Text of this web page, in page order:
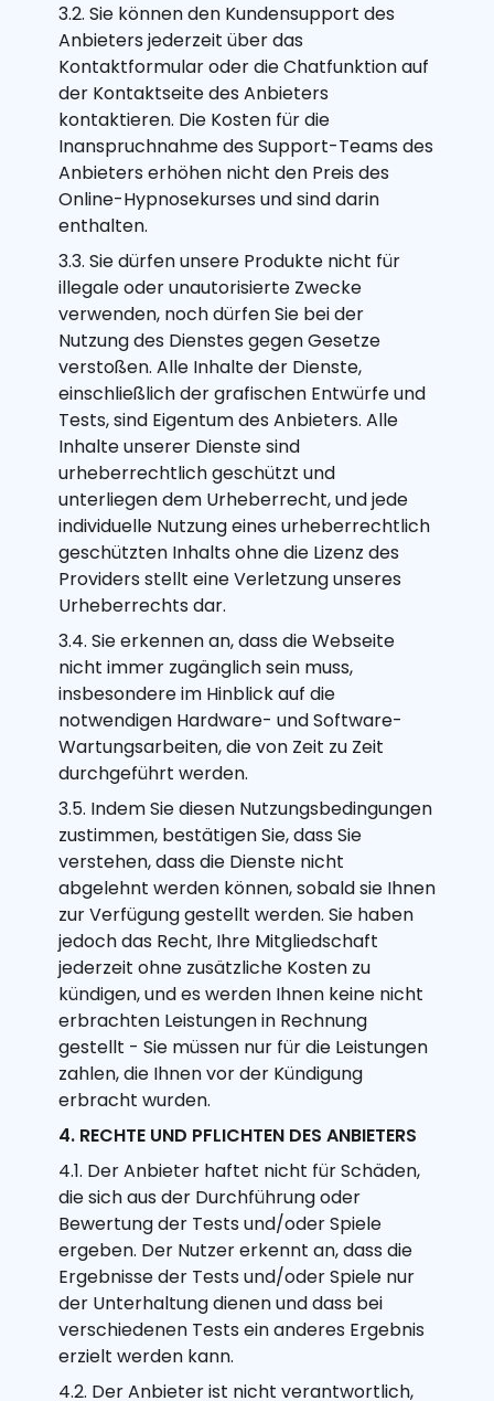
3.2. Sie können den Kundensupport des
Anbieters jederzeit über das
Kontaktformular oder die Chatfunktion auf
der Kontaktseite des Anbieters
kontaktieren. Die Kosten für die
Inanspruchnahme des Support-Teams des
Anbieters erhöhen nicht den Preis des
Online-Hypnosekurses und sind darin
enthalten.
3.3. Sie dürfen unsere Produkte nicht für
illegale oder unautorisierte Zwecke
verwenden, noch dürfen Sie bei der
Nutzung des Dienstes gegen Gesetze
verstoßen. Alle Inhalte der Dienste,
einschließlich der grafischen Entwürfe und
Tests, sind Eigentum des Anbieters. Alle
Inhalte unserer Dienste sind
urheberrechtlich geschützt und
unterliegen dem Urheberrecht, und jede
individuelle Nutzung eines urheberrechtlich
geschützten Inhalts ohne die Lizenz des
Providers stellt eine Verletzung unseres
Urheberrechts dar.
3.4. Sie erkennen an, dass die Webseite
nicht immer zugänglich sein muss,
insbesondere im Hinblick auf die
notwendigen Hardware- und Software-
Wartungsarbeiten, die von Zeit zu Zeit
durchgeführt werden.
3.5. Indem Sie diesen Nutzungsbedingungen
zustimmen, bestätigen Sie, dass Sie
verstehen, dass die Dienste nicht
abgelehnt werden können, sobald sie Ihnen
zur Verfügung gestellt werden. Sie haben
jedoch das Recht, Ihre Mitgliedschaft
jederzeit ohne zusätzliche Kosten zu
kündigen, und es werden Ihnen keine nicht
erbrachten Leistungen in Rechnung
gestellt - Sie müssen nur für die Leistungen
zahlen, die Ihnen vor der Kündigung
erbracht wurden.
4. RECHTE UND PFLICHTEN DES ANBIETERS
4.1. Der Anbieter haftet nicht für Schäden,
die sich aus der Durchführung oder
Bewertung der Tests und/oder Spiele
ergeben. Der Nutzer erkennt an, dass die
Ergebnisse der Tests und/oder Spiele nur
der Unterhaltung dienen und dass bei
verschiedenen Tests ein anderes Ergebnis
erzielt werden kann.
4.2. Der Anbieter ist nicht verantwortlich,